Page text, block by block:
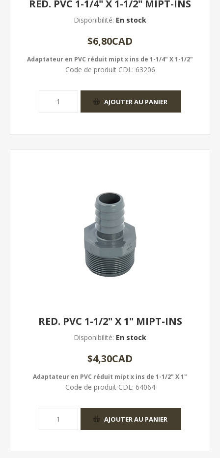
RED. PVC 1-1/4" X 1-1/2" MIPT-INS
Disponibilité: En stock
$6,80CAD
Adaptateur en PVC réduit mipt x ins de 1-1/4" X 1-1/2"
Code de produit CDL: 63206
RED. PVC 1-1/2" X 1" MIPT-INS
Disponibilité: En stock
$4,30CAD
Adaptateur en PVC réduit mipt x ins de 1-1/2" X 1"
Code de produit CDL: 64064